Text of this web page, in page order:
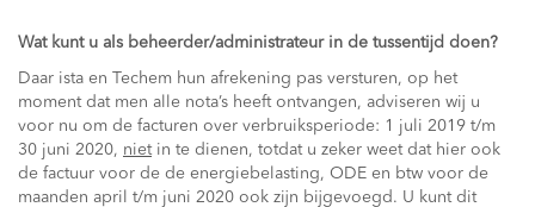
Wat kunt u als beheerder/administrateur in de tussentijd doen?
Daar ista en Techem hun afrekening pas versturen, op het
moment dat men alle nota’s heeft ontvangen, adviseren wij u
voor nu om de facturen over verbruiksperiode: 1 juli 2019 t/m
30 juni 2020, nietin te dienen, totdat u zeker weet dat hier ook
de factuur voor de de energiebelasting, ODE en btw voor de
maanden april t/m juni 2020 ook zijn bijgevoegd. U kunt dit